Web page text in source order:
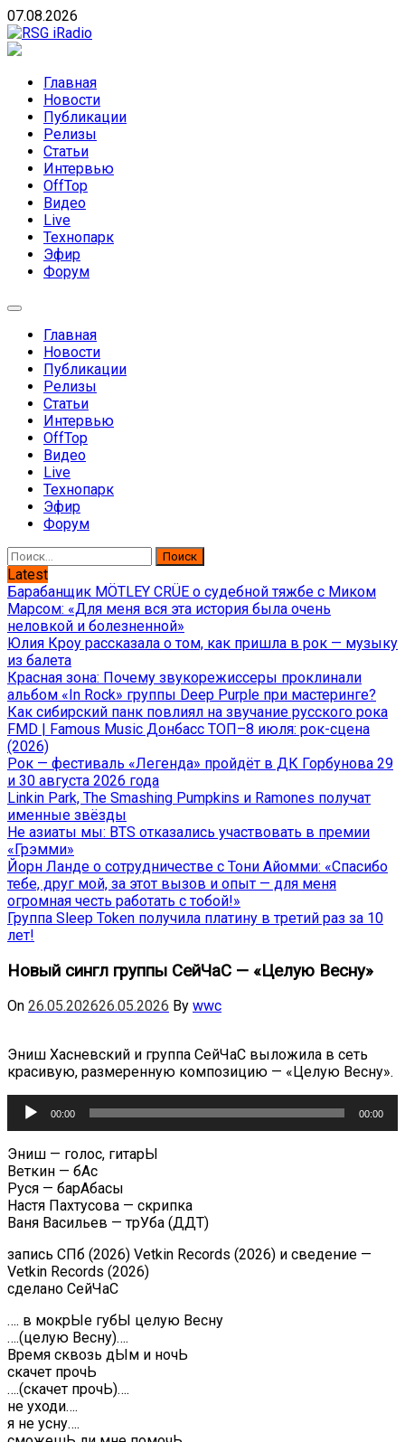
Skip
to
content
07.08.2026
направлений без возрастных ограничений
Главная
Новости
Публикации
Релизы
Статьи
Интервью
OffTop
Видео
Live
Технопарк
Эфир
Форум
Главная
Новости
Публикации
Релизы
Статьи
Интервью
OffTop
Видео
Live
Технопарк
Эфир
Форум
Найти:
Latest
Барабанщик MÖTLEY CRÜE о судебной тяжбе с Миком
Марсом: «Для меня вся эта история была очень
неловкой и болезненной»
Юлия Кроу рассказала о том, как пришла в рок — музыку
из балета
Красная зона: Почему звукорежиссеры проклинали
альбом «In Rock» группы Deep Purple при мастеринге?
Как сибирский панк повлиял на звучание русского рока
FMD | Famous Music Донбасс ТОП–8 июля: рок-сцена
(2026)
Рок — фестиваль «Легенда» пройдёт в ДК Горбунова 29
и 30 августа 2026 года
Linkin Park, The Smashing Pumpkins и Ramones получат
именные звёзды
Не азиаты мы: BTS отказались участвовать в премии
«Грэмми»
Йорн Ланде о сотрудничестве с Тони Айомми: «Спасибо
тебе, друг мой, за этот вызов и опыт — для меня
огромная честь работать с тобой!»
Группа Sleep Token получила платину в третий раз за 10
лет!
Новый сингл группы СейЧаС — «Целую Весну»
On 26.05.202626.05.2026 By wwc
Эниш Хасневский и группа СейЧаС выложила в сеть
красивую, размеренную композицию — «Целую Весну».
Аудиоплеер
00:00 00:00
Эниш — голос, гитарЫ
Веткин — бАс
Руся — барАбасы
Настя Пахтусова — скрипка
Ваня Васильев — трУба (ДДТ)
запись СПб (2026) Vetkin Records (2026) и сведение —
Vetkin Records (2026)
сделано СейЧаС
…. в мокрЫе губЫ целую Весну
….(целую Весну)….
Время сквозь дЫм и ночЬ
скачет прочЬ
….(скачет прочЬ)….
не уходи….
я не усну….